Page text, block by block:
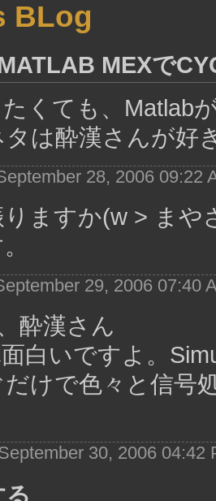
BLog
MEXで
くても、Matlab
は酔漢さんが好
28, 2006 09:22
ますか(w > まや
29, 2006 07:40
酔漢さん
白いですよ。
けで色々と信号
30, 2006 04:42
る